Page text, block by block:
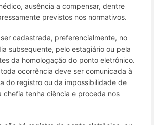
ausência a compensar, dentre
previstos nos normativos.
cadastrada, preferencialmente, no
subsequente, pelo estagiário ou pela
da homologação do ponto eletrônico.
ocorrência deve ser comunicada à
do registro ou da impossibilidade de
chefia tenha ciência e proceda nos